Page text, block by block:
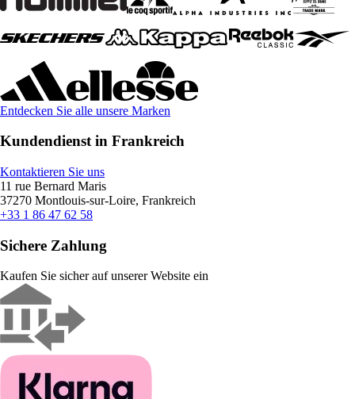
Entdecken Sie alle unsere Marken
Kundendienst in Frankreich
Kontaktieren Sie uns
11 rue Bernard Maris
37270 Montlouis-sur-Loire, Frankreich
+33 1 86 47 62 58
Sichere Zahlung
Kaufen Sie sicher auf unserer Website ein